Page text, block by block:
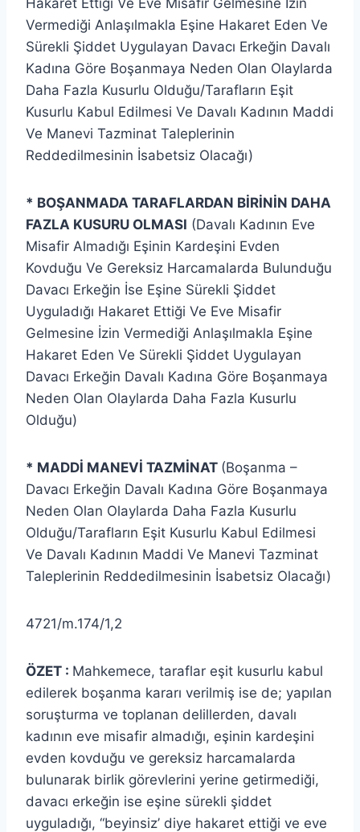
Hakaret Ettiği Ve Eve Misafir Gelmesine İzin
Vermediği Anlaşılmakla Eşine Hakaret Eden Ve
Sürekli Şiddet Uygulayan Davacı Erkeğin Davalı
Kadına Göre Boşanmaya Neden Olan Olaylarda
Daha Fazla Kusurlu Olduğu/Tarafların Eşit
Kusurlu Kabul Edilmesi Ve Davalı Kadının Maddi
Ve Manevi Tazminat Taleplerinin
Reddedilmesinin İsabetsiz Olacağı)
* BOŞANMADA TARAFLARDAN BİRİNİN DAHA
FAZLA KUSURU OLMASI (Davalı Kadının Eve
Misafir Almadığı Eşinin Kardeşini Evden
Kovduğu Ve Gereksiz Harcamalarda Bulunduğu
Davacı Erkeğin İse Eşine Sürekli Şiddet
Uyguladığı Hakaret Ettiği Ve Eve Misafir
Gelmesine İzin Vermediği Anlaşılmakla Eşine
Hakaret Eden Ve Sürekli Şiddet Uygulayan
Davacı Erkeğin Davalı Kadına Göre Boşanmaya
Neden Olan Olaylarda Daha Fazla Kusurlu
Olduğu)
* MADDİ MANEVİ TAZMİNAT (Boşanma –
Davacı Erkeğin Davalı Kadına Göre Boşanmaya
Neden Olan Olaylarda Daha Fazla Kusurlu
Olduğu/Tarafların Eşit Kusurlu Kabul Edilmesi
Ve Davalı Kadının Maddi Ve Manevi Tazminat
Taleplerinin Reddedilmesinin İsabetsiz Olacağı)
4721/m.174/1,2
ÖZET : Mahkemece, taraflar eşit kusurlu kabul
edilerek boşanma kararı verilmiş ise de; yapılan
soruşturma ve toplanan delillerden, davalı
kadının eve misafir almadığı, eşinin kardeşini
evden kovduğu ve gereksiz harcamalarda
bulunarak birlik görevlerini yerine getirmediği,
davacı erkeğin ise eşine sürekli şiddet
uyguladığı, “beyinsiz’ diye hakaret ettiği ve eve